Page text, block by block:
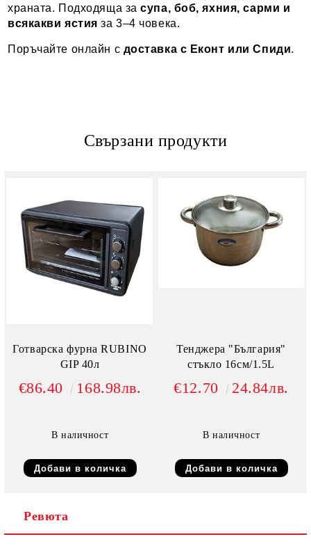
храната. Подходяща засупа, боб, яхния, сарми и
всякакви ястия за 3–4 човека.
Поръчайте онлайн с доставка с Еконт или Спиди.
Свързани продукти
Готварска фурна RUBINO
GIP 40л
€86.40 168.98лв.
В наличност
Тенджера "България"
стъкло 16см/1.5L
€12.70 24.84лв.
В наличност
Ревюта